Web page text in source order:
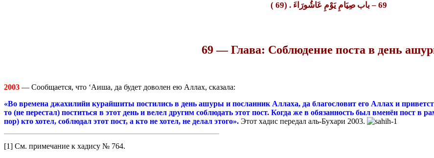
69 – باب صِيَامِ يَوْمِ عَاشُورَاءَ . (69 )
69 — Глава: Соблюдение поста в день
2003 —Сообщается, что ‘Аиша, да будет доволен ею Аллах, сказала:
«Во времена джахилийи курайшиты постились в день ашуры и посланник Аллаха, да благословит его Аллах и
то (не перестал) поститься в этот день и велел другим соблюдать этот пост. Когда же в обязанность был вменён пост в
пор) кто хотел, соблюдал этот пост, а кто не хотел, не делал этого». Этот хадис передал аль-Бухари 2003.
[1] См. примечание к хадису № 764.